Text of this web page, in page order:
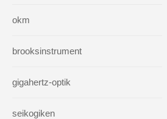
okm
brooksinstrument
gigahertz-optik
seikogiken